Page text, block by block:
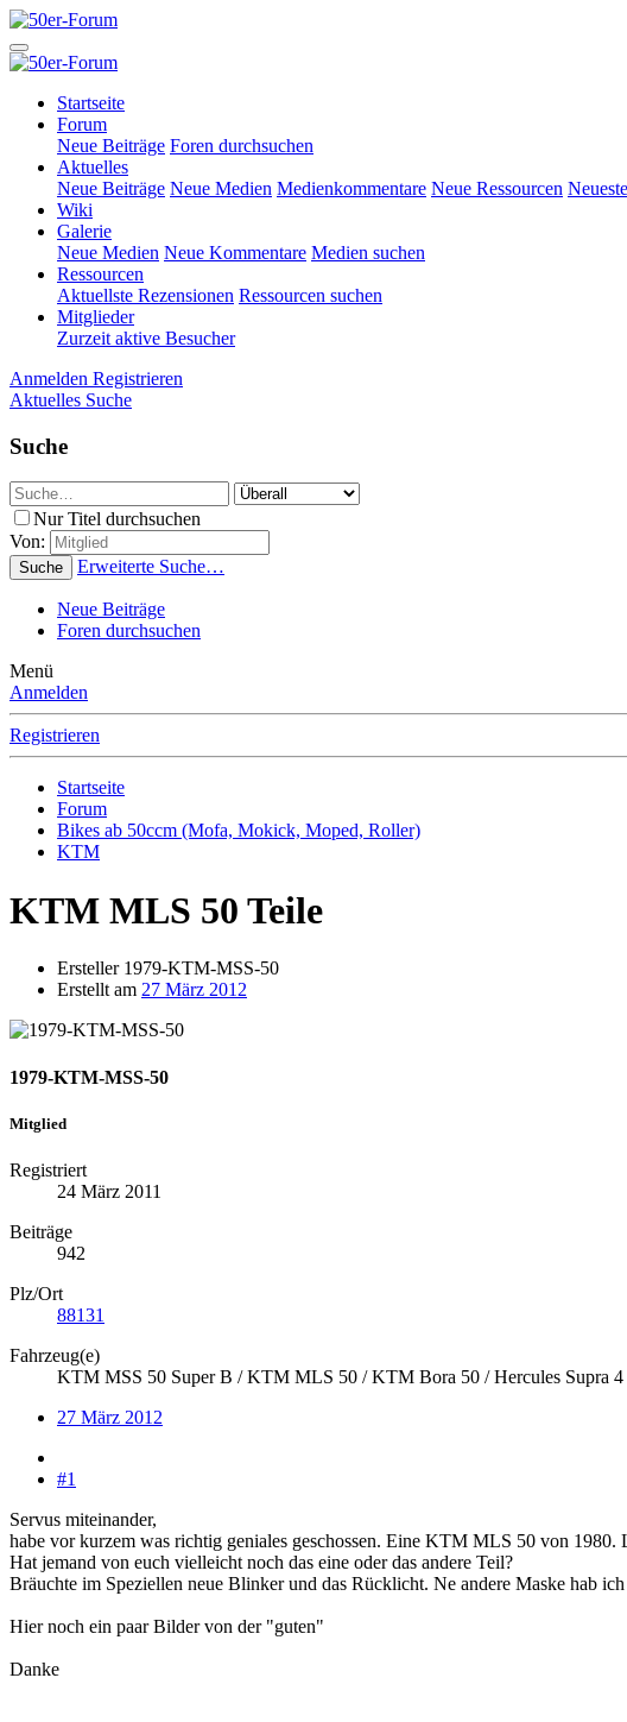
Startseite
Forum
Neue Beiträge Foren durchsuchen
Aktuelles
Neue Beiträge Neue Medien Medienkommentare Neue Ressourcen
Wiki
Galerie
Neue Medien Neue Kommentare Medien suchen
Ressourcen
Aktuellste Rezensionen Ressourcen suchen
Mitglieder
Zurzeit aktive Besucher
Anmelden Registrieren
Aktuelles Suche
Suche
Nur Titel durchsuchen
Von:
Suche Erweiterte Suche…
Neue Beiträge
Foren durchsuchen
Menü
Anmelden
Registrieren
Startseite
Forum
Bikes ab 50ccm (Mofa, Mokick, Moped, Roller)
KTM
KTM MLS 50 Teile
Ersteller1979-KTM-MSS-50
Erstellt am 27 März 2012
1979-KTM-MSS-50
Mitglied
Registriert
24 März 2011
Beiträge
942
Plz/Ort
88131
Fahrzeug(e)
KTM MSS 50 Super B / KTM MLS 50 / KTM Bora 50 / Hercules Supra 4
27 März 2012
#1
Servus miteinander,
habe vor kurzem was richtig geniales geschossen. Eine KTM MLS 50 von 1980.
Hat jemand von euch vielleicht noch das eine oder das andere Teil?
Bräuchte im Speziellen neue Blinker und das Rücklicht. Ne andere Maske hab ich
Hier noch ein paar Bilder von der "guten"
Danke